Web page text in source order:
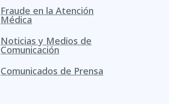
Fraude en la Atención
Médica
Noticias y Medios de
Comunicación
Comunicados de Prensa